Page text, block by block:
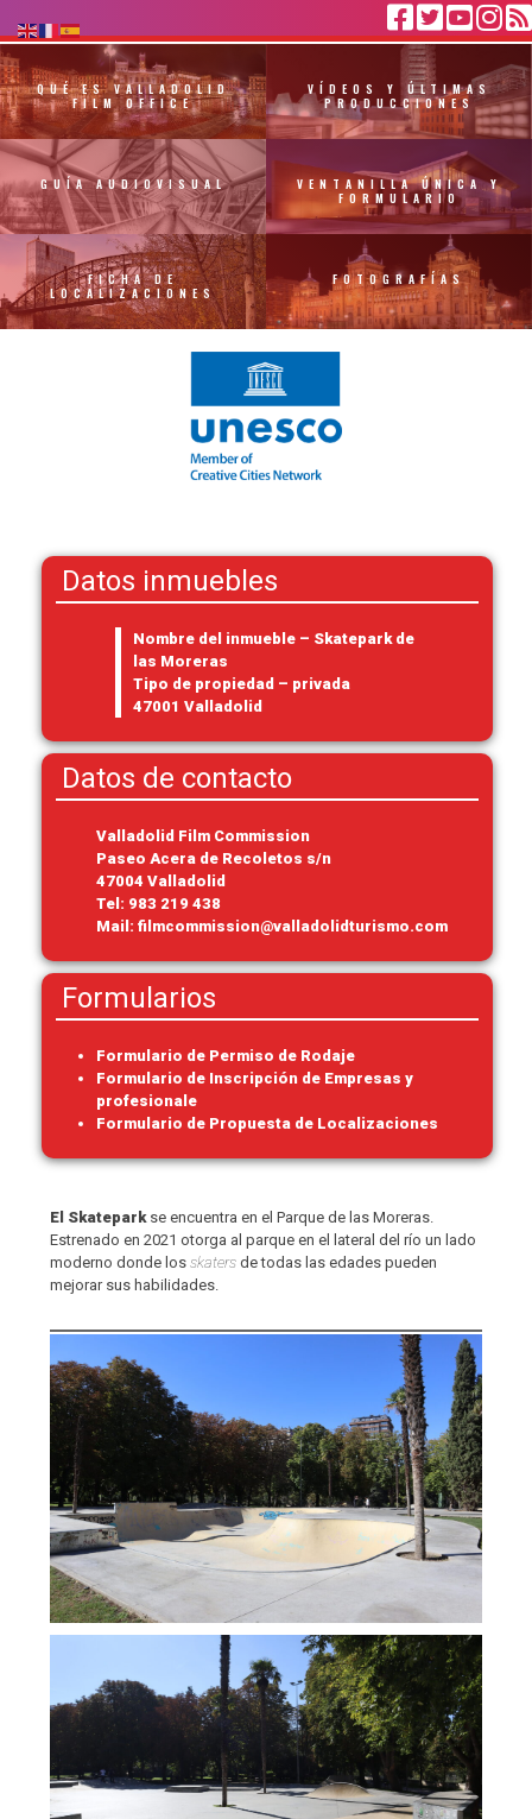
QUÉ ES VALLADOLID
FILM OFFICE
VÍDEOS Y ÚLTIMAS
PRODUCCIONES
GUÍA AUDIOVISUAL
VENTANILLA ÚNICA Y
FORMULARIO
FICHA DE
LOCALIZACIONES
FOTOGRAFÍAS
Datos inmuebles
Nombre del inmueble – Skatepark de
las Moreras
Tipo de propiedad – privada
47001 Valladolid
Datos de contacto
Valladolid Film Commission
Paseo Acera de Recoletos s/n
47004 Valladolid
Tel: 983 219 438
Mail: filmcommission@valladolidturismo.com
Formularios
Formulario de Permiso de Rodaje
Formulario de Inscripción de Empresas y
profesionale
Formulario de Propuesta de Localizaciones
El Skateparkse encuentra en el Parque de las Moreras.
Estrenado en 2021 otorga al parque en el lateral del río un lado
moderno donde los skaters de todas las edades pueden
mejorar sus habilidades.